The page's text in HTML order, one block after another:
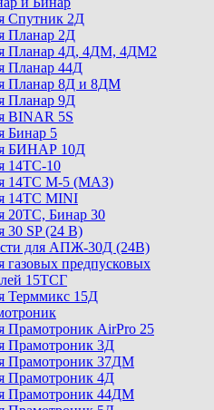
Спутник 2Д
Планар 2Д
Планар 4Д, 4ДМ, 4ДМ2
Планар 44Д
Планар 8Д и 8ДМ
Планар 9Д
BINAR 5S
Бинар 5
БИНАР 10Д
14ТС-10
14ТС М-5 (МАЗ)
14ТС MINI
20ТС, Бинар 30
30 SP (24 В)
для АПЖ-30Д (24В)
газовых предпусковых
15ТСГ
Терммикс 15Д
Прамотроник AirPro 25
Прамотроник 3Д
Прамотроник 37ДМ
Прамотроник 4Д
Прамотроник 44ДМ